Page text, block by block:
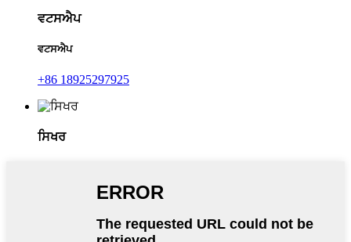
ਵਟਸਐਪ
ਵਟਸਐਪ
+86 18925297925
ਸਿਖਰ